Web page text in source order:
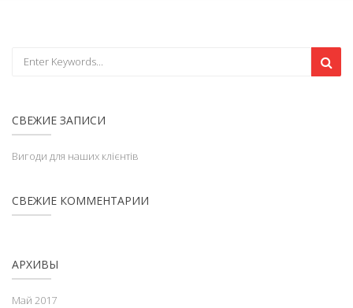
СВЕЖИЕ ЗАПИСИ
Вигоди для наших клієнтів
СВЕЖИЕ КОММЕНТАРИИ
АРХИВЫ
Май 2017